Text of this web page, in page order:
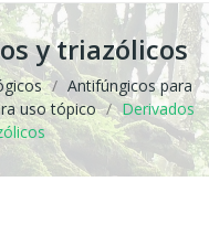
y triazólicos
Antifúngicos para
uso tópico
Derivados